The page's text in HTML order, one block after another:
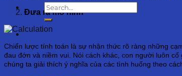
Đưa ra mô hình
Chiến lược tính toán là sự nhận thức rõ ràng những
đau đớn và niềm vui. Nói cách khác, con người luôn
chúng ta giải thích ý nghĩa của các tình huống theo